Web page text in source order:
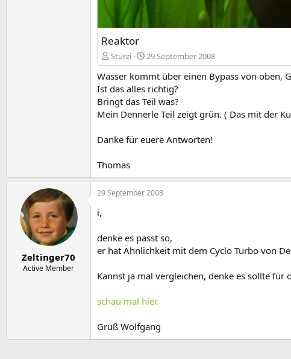
Reaktor
Stürzi 29 September 2008
Wasser kommt über einen Bypass von oben,
Ist das alles richtig?
Bringt das Teil was?
Mein Dennerle Teil zeigt grün. ( Das mit der
Danke für euere Antworten!
Thomas
Zeltinger70
Active Member
29 September 2008
i,
denke es passt so,
er hat Ähnlichkeit mit dem Cyclo Turbo von
Kannst ja mal vergleichen, denke es sollte
schau mal hier.
Gruß Wolfgang